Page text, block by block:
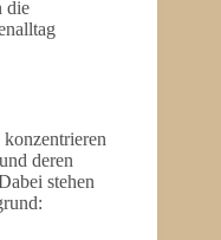
die
deren
stehen